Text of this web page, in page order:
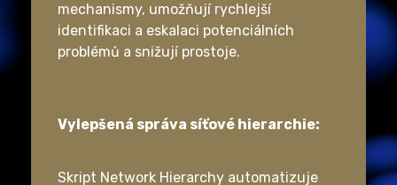
mechanismy, umožňují rychlejší
identifikaci a eskalaci potenciálních
problémů a snižují prostoje.
Vylepšená správa síťové hierarchie:
Skript Network Hierarchy automatizuje